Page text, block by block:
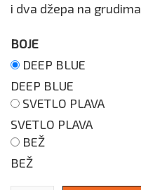
i dva džepa na grudima
BOJE
DEEP BLUE
DEEP BLUE
SVETLO PLAVA
SVETLO PLAVA
BEŽ
BEŽ